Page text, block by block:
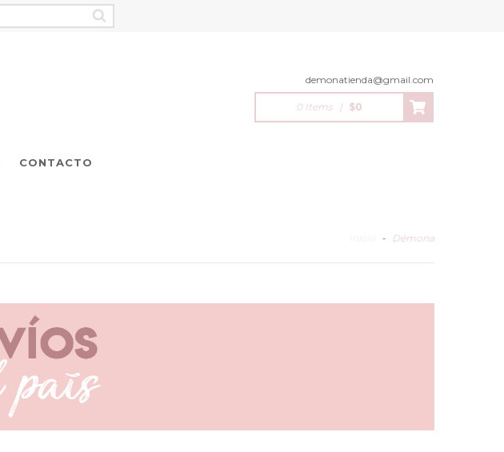
demonatienda@gmail.com
0 Items | $0
CONTACTO
- Démona